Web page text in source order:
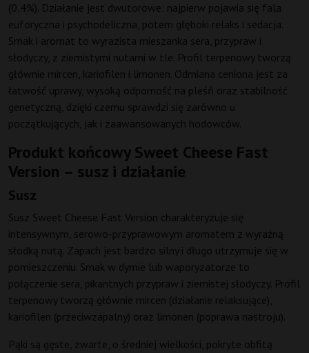
(0,4%). Działanie jest dwutorowe: najpierw pojawia się fala
euforyczna i psychodeliczna, potem głęboki relaks i sedacja.
Smak i aromat to wyrazista mieszanka sera, przypraw i
słodyczy, z ziemistymi nutami w tle. Profil terpenowy tworzą
głównie mircen, kariofilen i limonen. Odmiana ceniona jest za
łatwość uprawy, wysoką odporność na pleśń oraz stabilność
genetyczną, dzięki czemu sprawdzi się zarówno u
początkujących, jak i zaawansowanych hodowców.
Produkt końcowy Sweet Cheese Fast
Version – susz i działanie
Susz
Susz Sweet Cheese Fast Version charakteryzuje się
intensywnym, serowo-przyprawowym aromatem z wyraźną
słodką nutą. Zapach jest bardzo silny i długo utrzymuje się w
pomieszczeniu. Smak w dymie lub waporyzatorze to
połączenie sera, pikantnych przypraw i ziemistej słodyczy. Profil
terpenowy tworzą głównie mircen (działanie relaksujące),
kariofilen (przeciwzapalny) oraz limonen (poprawa nastroju).
Pąki są gęste, zwarte, o średniej wielkości, pokryte obfitą